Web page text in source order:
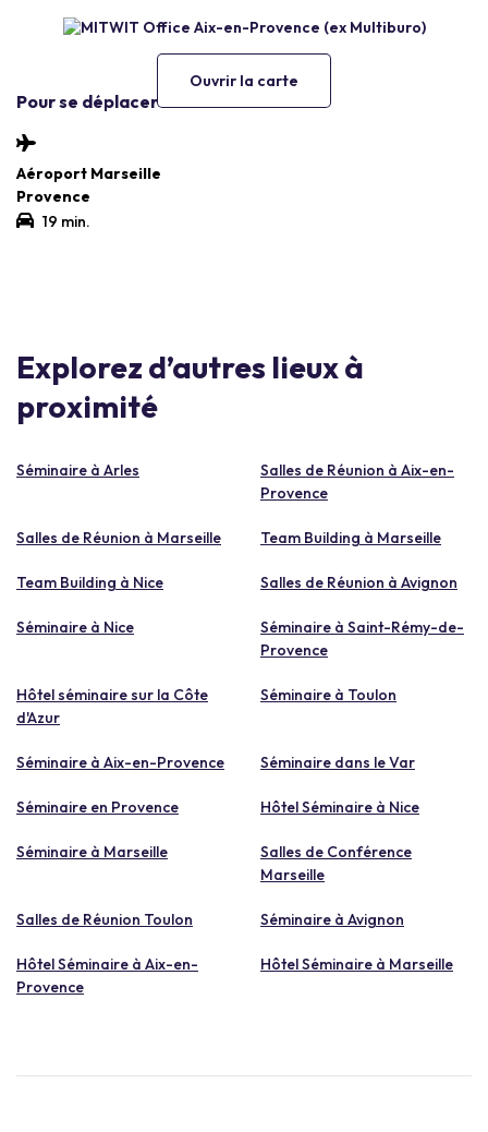
Ouvrir la carte
Pour se déplacer
Aéroport Marseille
Provence
19 min.
Explorez d’autres lieux à
proximité
Séminaire à Arles
Salles de Réunion à Aix-en-
Provence
Salles de Réunion à Marseille Team Building à Marseille
Team Building à Nice Salles de Réunion à Avignon
Séminaire à Nice
Séminaire à Saint-Rémy-de-
Provence
Hôtel séminaire sur la Côte
d'Azur
Séminaire à Toulon
Séminaire à Aix-en-Provence Séminaire dans le Var
Séminaire en Provence Hôtel Séminaire à Nice
Séminaire à Marseille
Salles de Conférence
Marseille
Salles de Réunion Toulon Séminaire à Avignon
Hôtel Séminaire à Aix-en-
Provence
Hôtel Séminaire à Marseille